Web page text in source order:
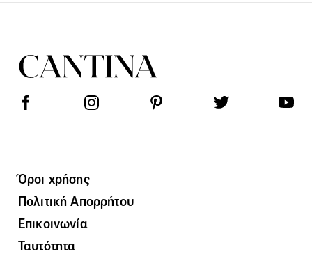
Όροι χρήσης
Πολιτική Απορρήτου
Επικοινωνία
Ταυτότητα